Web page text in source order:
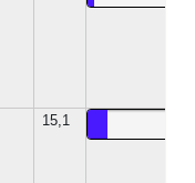
15,1